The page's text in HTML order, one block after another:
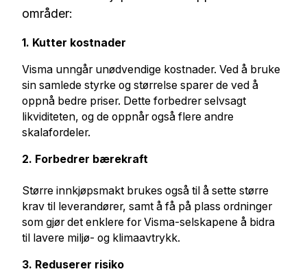
områder:
1. Kutter kostnader
Visma unngår unødvendige kostnader. Ved å bruke
sin samlede styrke og størrelse sparer de ved å
oppnå bedre priser. Dette forbedrer selvsagt
likviditeten, og de oppnår også flere andre
skalafordeler.
2. Forbedrer bærekraft
Større innkjøpsmakt brukes også til å sette større
krav til leverandører, samt å få på plass ordninger
som gjør det enklere for Visma-selskapene å bidra
til lavere miljø- og klimaavtrykk.
3. Reduserer risiko